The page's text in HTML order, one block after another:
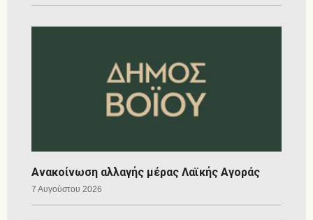
Ανακοίνωση αλλαγής μέρας Λαϊκής Αγοράς
7 Αυγούστου 2026